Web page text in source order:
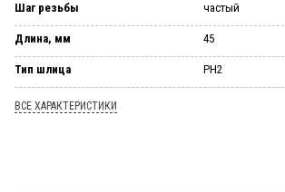
Шаг резьбы частый
Длина, мм 45
Тип шлица PH2
ВСЕ ХАРАКТЕРИСТИКИ